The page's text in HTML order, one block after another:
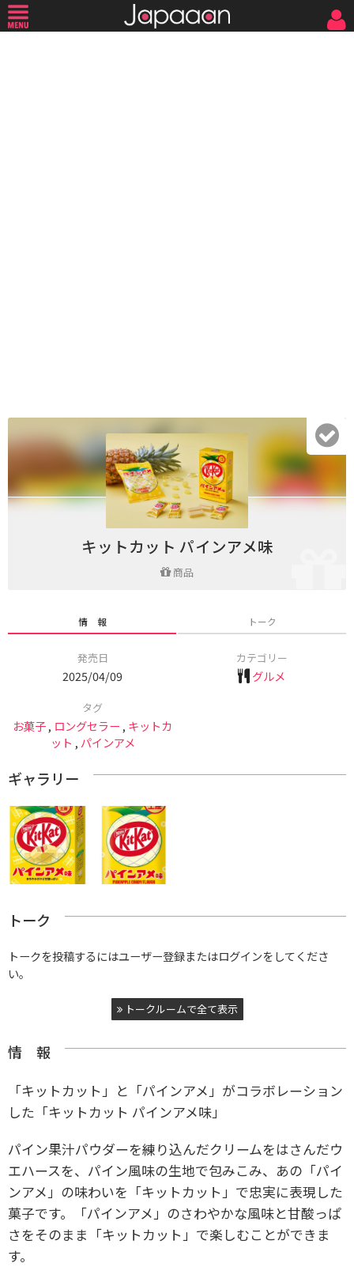
キットカット パインアメ味
商品
情 報 トーク
発売日
2025/04/09
カテゴリー
グルメ
タグ
お菓子, ロングセラー , キットカ
ット , パインアメ
ギャラリー
トーク
トークを投稿するにはユーザー登録またはログインをしてくださ
い。
トークルームで全て表示
情 報
「キットカット」と「パインアメ」がコラボレーション
した 「キットカット パインアメ味」
パイン果汁パウダーを練り込んだクリームをはさんだウ
エハースを、パイン風味の生地で包みこみ、あの「パイ
ンアメ」の味わいを「キットカット」で忠実に表現した
菓子です。「パインアメ」のさわやかな風味と甘酸っぱ
さをそのまま「キットカット」で楽しむことができま
す。